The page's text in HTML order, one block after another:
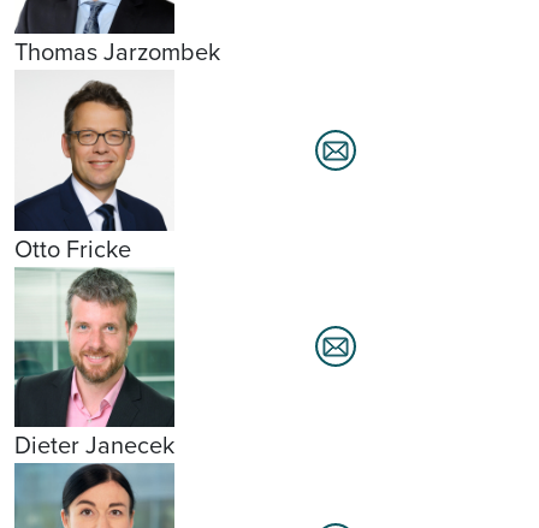
Thomas Jarzombek
Otto Fricke
Dieter Janecek